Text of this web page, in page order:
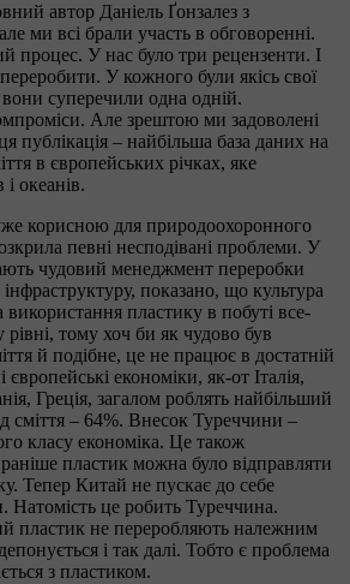
автор Даніель Ґонзалез з
ми всі брали участь в обговоренні.
процес. У нас було три рецензенти. І
У кожного були якісь свої
суперечили одна одній.
Але зрештою ми задоволені
публікація – найбільша база даних на
в європейських річках, яке
океанів.
корисною для природоохоронного
певні несподівані проблеми. У
чудовий менеджмент переробки
показано, що культура
пластику в побуті все-
тому хоч би як чудово був
й подібне, це не працює в достатній
європейські економіки, як-от Італія,
Греція, загалом роблять найбільший
сміття – 64%. Внесок Туреччини –
класу економіка. Це також
пластик можна було відправляти
Тепер Китай не пускає до себе
Натомість це робить Туреччина.
пластик не переробляють належним
і так далі. Тобто є проблема
з пластиком.